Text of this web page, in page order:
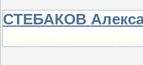
СТЕБАКОВ
Герман,